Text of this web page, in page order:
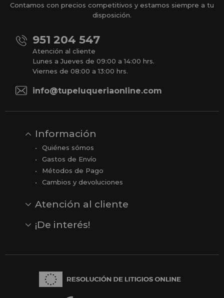
Contamos con precios competitivos y estamos siempre a tu
disposición.
951 204 547
Atención al cliente
Lunes a Jueves de 09:00 a 14:00 hrs.
Viernes de 08:00 a 13:00 hrs.
info@tupeluqueriaonline.com
Información
Quiénes sómos
Gastos de Envío
Métodos de Pago
Cambios y devoluciones
Atención al cliente
Opiniones
Reseñas en Google
¡De interés!